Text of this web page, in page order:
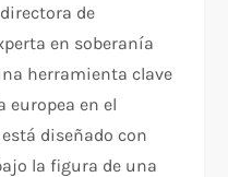
de
en soberanía
herramienta clave
europea en el
diseñado con
la figura de una